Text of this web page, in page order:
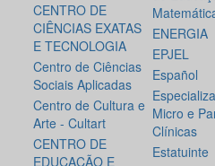
CENTRO DE
CIÊNCIAS EXATAS
E TECNOLOGIA
Centro de Ciências
Sociais Aplicadas
Centro de Cultura e
Arte - Cultart
CENTRO DE
EDUCAÇÃO E
ENERGIA
EPJEL
Español
Micro e
Clínicas
Estatuinte